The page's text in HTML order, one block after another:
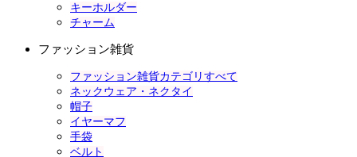
キーホルダー
チャーム
ファッション雑貨
ファッション雑貨カテゴリすべて
ネックウェア・ネクタイ
帽子
イヤーマフ
手袋
ベルト